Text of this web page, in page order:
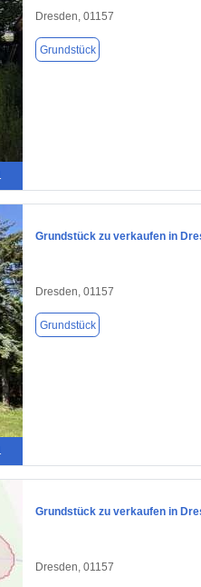
Dresden, 01157
Grundstück
Grundstück zu verkaufen in
Dresden, 01157
Grundstück
Grundstück zu verkaufen in
Dresden, 01157